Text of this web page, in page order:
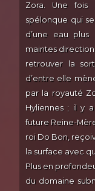
Zora. Une fois
spélonque qui
d’une eau
maintes
retrouver la
d’entre elle
par la royauté
Hyliennes ; il y
future Reine-
roi Do Bon,
la surface avec
Plus en
du domaine